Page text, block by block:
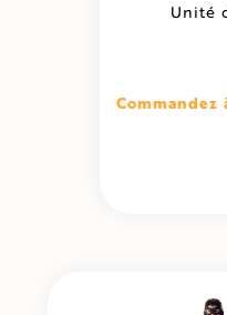
Unité